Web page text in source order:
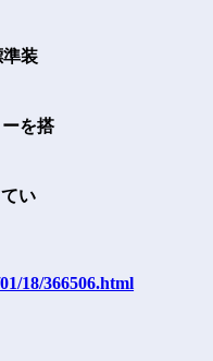
装
を搭
い
18/366506.html